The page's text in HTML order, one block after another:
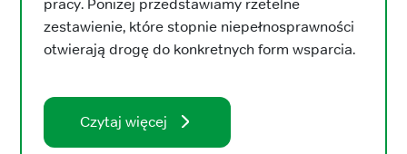
pracy. Poniżej przedstawiamy rzetelne
zestawienie, które stopnie niepełnosprawności
otwierają drogę do konkretnych form wsparcia.
Czytaj więcej